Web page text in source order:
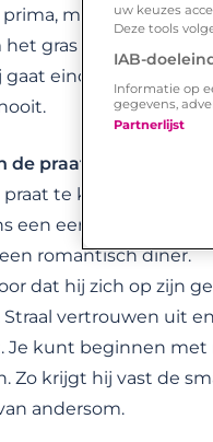
maar hij laat
gras te gaan
eindelijk die
praat?
te krijgen, heb je
een eerste date.
romantisch diner.
dat hij zich op zijn
Straal vertrouwen uit
Je kunt beginnen met
Zo krijgt hij vast de
andersom.
uw keuzes
Deze tools
IAB-
Informatie op
gegevens,
Partnerlijst